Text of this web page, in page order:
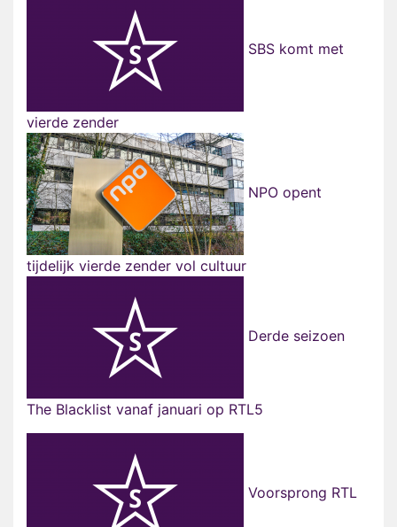
SBS komt met
vierde zender
NPO opent
tijdelijk vierde zender vol cultuur
Derde seizoen
The Blacklist vanaf januari op RTL5
Voorsprong RTL